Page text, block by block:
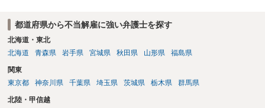
都道府県から不当解雇に強い弁護士を探す
北海道・東北
北海道
青森県 岩手県 宮城県 秋田県 山形県 福島県
関東
東京都
神奈川県 千葉県 埼玉県 茨城県 栃木県 群馬県
北陸・甲信越